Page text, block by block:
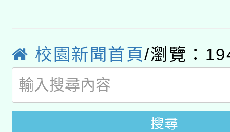
案。
招)
暨閱讀推動專業研習
科技賦能─人工智慧
礎課程
A3數位素養講師名單
校園新聞首頁/瀏覽：
搜尋